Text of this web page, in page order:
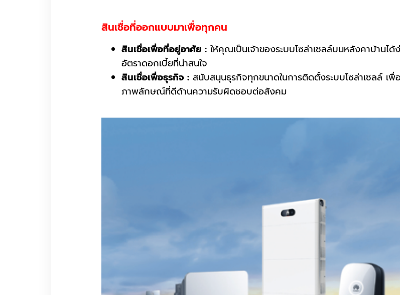
สินเชื่อที่ออกแบบมาเพื่อทุกคน
สินเชื่อเพื่อที่อยู่อาศัย : ให้คุณเป็นเจ้าของระบบโซล่าเซลล์บนหลังคาบ้านไ
อัตราดอกเบี้ยที่น่าสนใจ
สินเชื่อเพื่อธุรกิจ : สนับสนุนธุรกิจทุกขนาดในการติดตั้งระบบโซล่าเซลล์ เ
ภาพลักษณ์ที่ดีด้านความรับผิดชอบต่อสังคม